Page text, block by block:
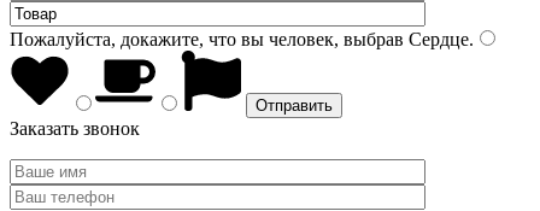
Пожалуйста, докажите, что вы человек, выбрав Сердце.
Заказать звонок